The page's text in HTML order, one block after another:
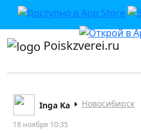
Poiskzverei.ru
Inga Ka Новосибирск
18 ноября 10:35